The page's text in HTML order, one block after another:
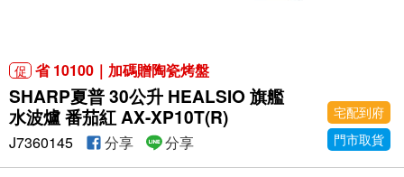
促 省 10100｜加碼贈陶瓷烤盤
SHARP夏普 30公升 HEALSIO 旗艦
水波爐 番茄紅 AX-XP10T(R)
宅配到府
門市取貨
J7360145 分享 分享